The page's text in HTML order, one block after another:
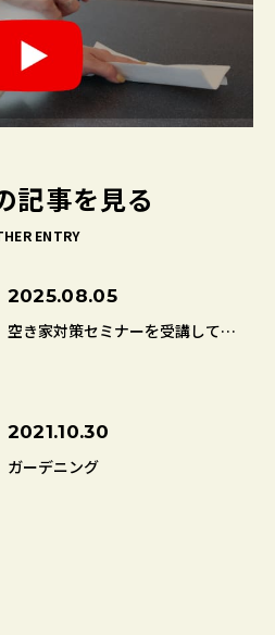
記事を見る
ENTRY
2025.08.05
空き家対策セミナーを受講して…
2021.10.30
ガーデニング